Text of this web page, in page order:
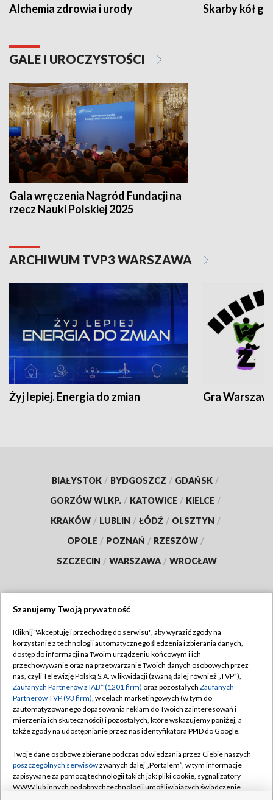
Alchemia zdrowia i urody Skarby kół
GALE I UROCZYSTOŚCI
Gala wręczenia Nagród Fundacji na
rzecz Nauki Polskiej 2025
ARCHIWUM TVP3 WARSZAWA
Żyj lepiej. Energia do zmian Gra
BIAŁYSTOK / BYDGOSZCZ / GDAŃSK /
GORZÓW WLKP. / KATOWICE / KIELCE /
KRAKÓW / LUBLIN / ŁÓDŹ / OLSZTYN /
OPOLE / POZNAŃ / RZESZÓW /
SZCZECIN / WARSZAWA / WROCŁAW
TVP
Abonament TVP
Emisja w TVP
Centrum informacji TVP
Naziemna Telewizja Cyfrowa
Rada Programowa
System NOS
Regulamin TVP
Polityka prywatności
Moje zgody
Pomoc
Kontakt
Szanujemy Twoją prywatność
Kliknij "Akceptuję i przechodzę do serwisu", aby wyrazić zgody na
korzystanie z technologii automatycznego śledzenia i zbierania danych,
dostęp do informacji na Twoim urządzeniu końcowym i ich
przechowywanie oraz na przetwarzanie Twoich danych osobowych przez
nas, czyli Telewizję Polską S.A. w likwidacji (zwaną dalej również „TVP”),
Zaufanych Partnerów z IAB* (1201 firm) oraz pozostałych Zaufanych
Partnerów TVP (93 firm), w celach marketingowych (w tym do
zautomatyzowanego dopasowania reklam do Twoich zainteresowań i
mierzenia ich skuteczności) i pozostałych, które wskazujemy poniżej, a
także zgody na udostępnianie przez nas identyfikatora PPID do Google.
Twoje dane osobowe zbierane podczas odwiedzania przez Ciebie naszych
poszczególnych serwisówzwanych dalej „Portalem”, w tym informacje
zapisywane za pomocą technologii takich jak: pliki cookie, sygnalizatory
WWW lub innych podobnych technologii umożliwiających świadczenie